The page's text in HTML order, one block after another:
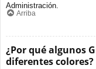
Administración.
Arriba
¿Por qué algunos
diferentes colores?